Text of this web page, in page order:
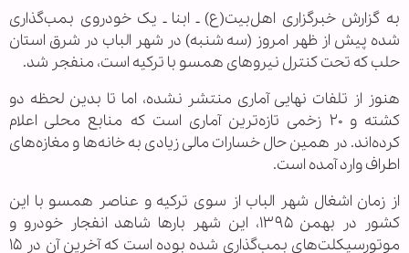
به گزارش خبرگزاری اهل‌بیت(ع) ـ ابنا ـ یک خودروی بمب‌‌گذاری
شده پیش از ظهر امروز (سه شنبه) در شهر الباب در شرق استان
حلب که تحت کنترل نیروهای همسو با ترکیه است، منفجر شد.
هنوز از تلفات نهایی آماری منتشر نشده، اما تا بدین لحظه دو
کشته و ۲۰ زخمی تازه‌ترین آماری است که منابع محلی اعلام
کرده‌اند. در همین حال خسارات مالی زیادی به خانه‌ها و مغازه‌های
اطراف وارد آمده است.
از زمان اشغال شهر الباب از سوی ترکیه و عناصر همسو با این
کشور در بهمن ۱۳۹۵، این شهر بارها شاهد انفجار خودرو و
موتورسیکلت‌های بمب‌گذاری شده بوده است که آخرین آن در ۱۵